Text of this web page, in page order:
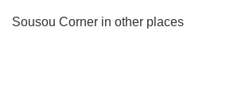
Sousou Corner in other places